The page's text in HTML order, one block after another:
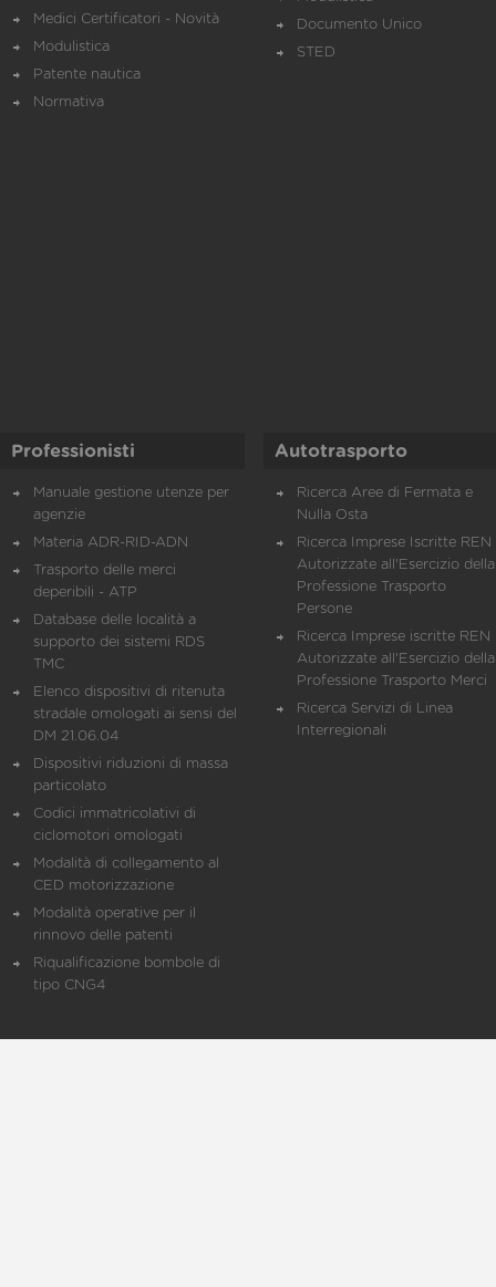
Medici Certificatori - Novità
Modulistica
Patente nautica
Normativa
Documento Unico
STED
Professionisti
Manuale gestione utenze per
agenzie
Materia ADR-RID-ADN
Trasporto delle merci
deperibili - ATP
Database delle località a
supporto dei sistemi RDS
TMC
Elenco dispositivi di ritenuta
stradale omologati ai sensi del
DM 21.06.04
Dispositivi riduzioni di massa
particolato
Codici immatricolativi di
ciclomotori omologati
Modalità di collegamento al
CED motorizzazione
Modalità operative per il
rinnovo delle patenti
Riqualificazione bombole di
tipo CNG4
Autotrasporto
Ricerca Aree di Fermata e
Nulla Osta
Ricerca Imprese Iscritte REN
Autorizzate all'Esercizio della
Professione Trasporto
Persone
Ricerca Imprese iscritte REN
Autorizzate all'Esercizio della
Professione Trasporto Merci
Ricerca Servizi di Linea
Interregionali